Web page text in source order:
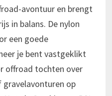
avontuur en brengt
in balans. De nylon
een goede
je bent vastgeklikt
offroad tochten over
op